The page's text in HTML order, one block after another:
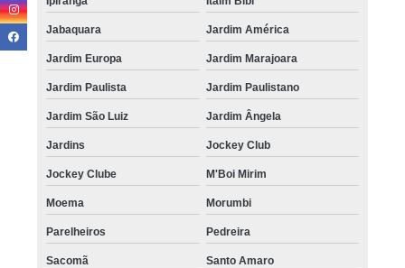
Jabaquara Jardim América
Jardim Europa Jardim Marajoara
Jardim Paulista Jardim Paulistano
Jardim São Luiz Jardim Ângela
Jardins Jockey Club
Jockey Clube M'Boi Mirim
Moema Morumbi
Parelheiros Pedreira
Sacomã Santo Amaro